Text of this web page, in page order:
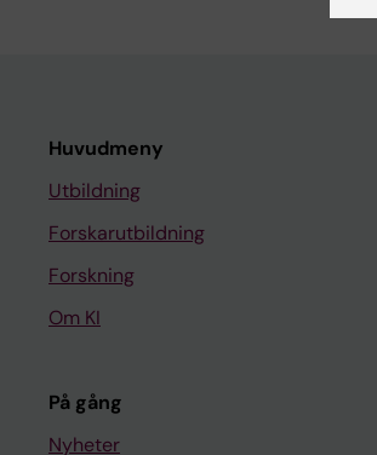
Huvudmeny
Utbildning
Forskarutbildning
Forskning
Om KI
På gång
Nyheter